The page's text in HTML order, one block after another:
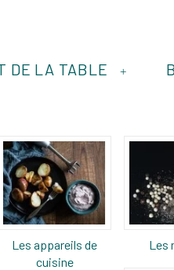
+
DE LA TABLE
Les appareils de
cuisine
Les